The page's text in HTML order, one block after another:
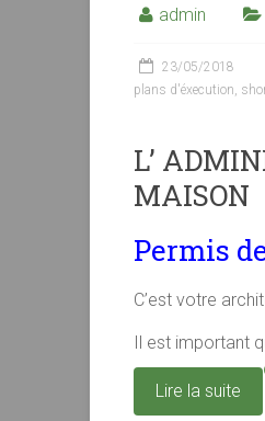
admin
23/05/2018
plans d'éxecution,
L’
MAISON
Permis
C’est votre
Il est important
Lire la suite